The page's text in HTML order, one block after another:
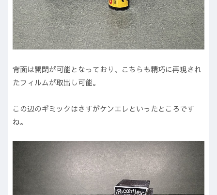
背面は開閉が可能となっており、こちらも精巧に再現され
たフィルムが取出し可能。
この辺のギミックはさすがケンエレといったところです
ね。